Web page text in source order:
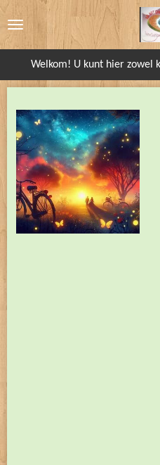
direct
Welkom! U kunt hier zowel